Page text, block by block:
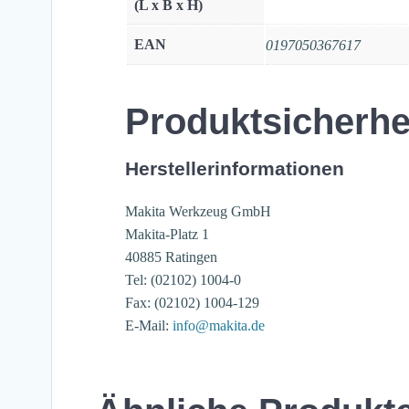
(L x B x H)
EAN 0197050367617
Herstellerinformationen
Makita Werkzeug GmbH
Makita-Platz 1
40885 Ratingen
Tel: (02102) 1004-0
Fax: (02102) 1004-129
E-Mail: info@makita.de